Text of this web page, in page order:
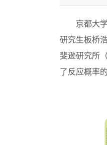
京都大
研究生板桥
斐逊研究所
了反应概率